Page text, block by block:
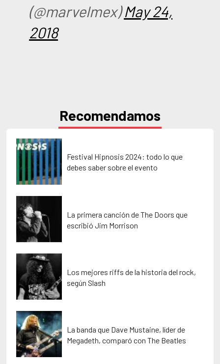
(@marvelmex)May 24,
2018
Recomendamos
Festival Hipnosis 2024: todo lo que
debes saber sobre el evento
La primera canción de The Doors que
escribió Jim Morrison
Los mejores riffs de la historia del rock,
según Slash
La banda que Dave Mustaine, líder de
Megadeth, comparó con The Beatles